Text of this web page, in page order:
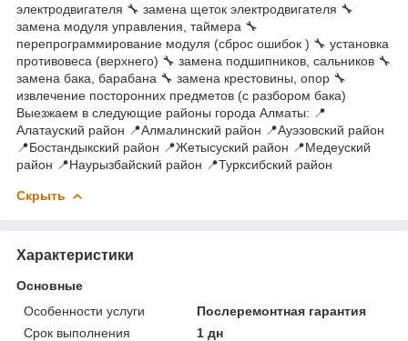
электродвигателя 🔧 замена щеток электродвигателя 🔧
замена модуля управления, таймера 🔧
перепрограммирование модуля (сброс ошибок ) 🔧 установка
противовеса (верхнего) 🔧 замена подшипников, сальников 🔧
замена бака, барабана 🔧 замена крестовины, опор 🔧
извлечение посторонних предметов (с разбором бака)
Выезжаем в следующие районы города Алматы: 📍
Алатауский район 📍Алмалинский район 📍Ауэзовский район
📍Бостандыкский район 📍Жетысуский район 📍Медеуский
район 📍Наурызбайский район 📍Турксибский район
Скрыть
Характеристики
Основные
Особенности услуги
Послеремонтная гарантия
Срок выполнения
1 дн